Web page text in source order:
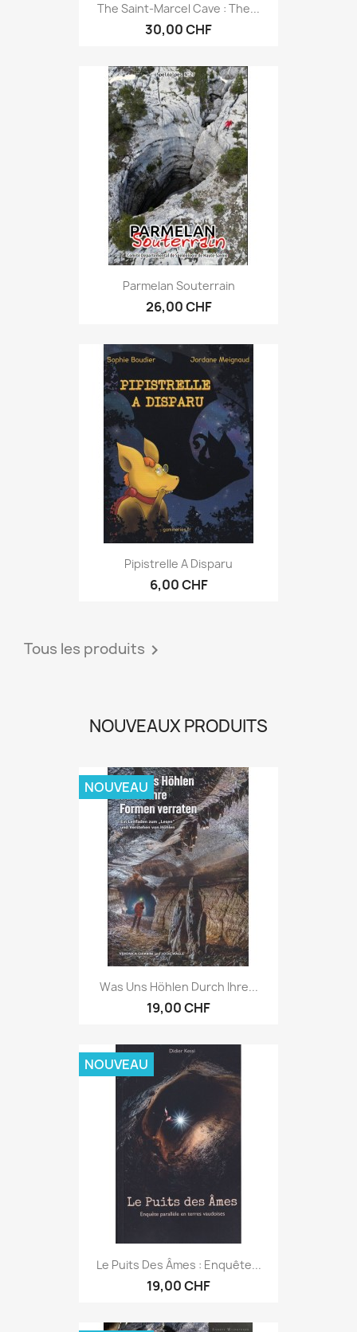
The Saint-Marcel Cave : The...
30,00 CHF
Parmelan Souterrain
26,00 CHF
Pipistrelle A Disparu
6,00 CHF
Tous les produits 
NOUVEAUX PRODUITS
Was Uns Höhlen Durch Ihre...
19,00 CHF
NOUVEAU
Le Puits Des Âmes : Enquête...
19,00 CHF
NOUVEAU